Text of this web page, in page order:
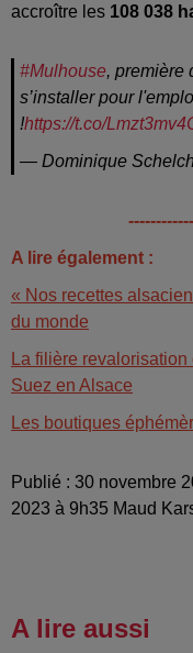
accroître les 108 038
#Mulhouse, première
s’installer pour
!https://t.co/
— Dominique
A lire également :
« Nos recettes
du monde
La filière
Suez en Alsace
Les boutiques
Publié : 30 novembre
2023 à 9h35 Maud
A lire aussi